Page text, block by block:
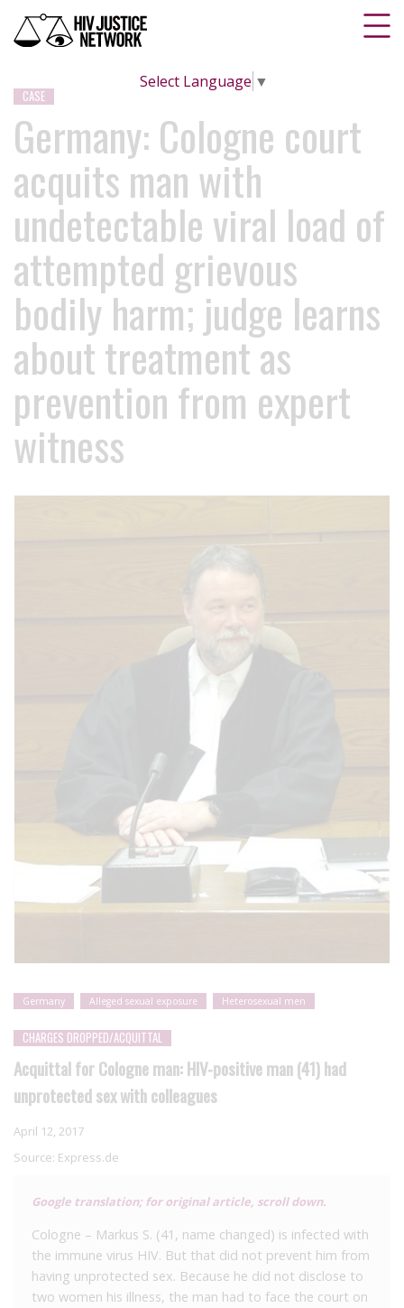
Select Language ▼
CASE
Germany: Cologne court
acquits man with
undetectable viral load of
attempted grievous
bodily harm; judge learns
about treatment as
prevention from expert
witness
Germany Alleged sexual exposure Heterosexual men
CHARGES DROPPED/ACQUITTAL
Acquittal for Cologne man: HIV-positive man (41) had
unprotected sex with colleagues
April 12, 2017
Source: Express.de
Google translation; for original article, scroll down.
Cologne – Markus S. (41, name changed) is infected with
the immune virus HIV. But that did not prevent him from
having unprotected sex. Because he did not disclose to
two women his illness, the man had to face the court on